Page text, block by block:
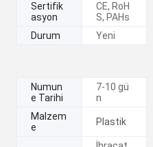
Sertifik
asyon
CE, RoH
S, PAHs
Durum
Yeni
Numun
e Tarihi
7-10 gü
n
Malzem
e
Plastik